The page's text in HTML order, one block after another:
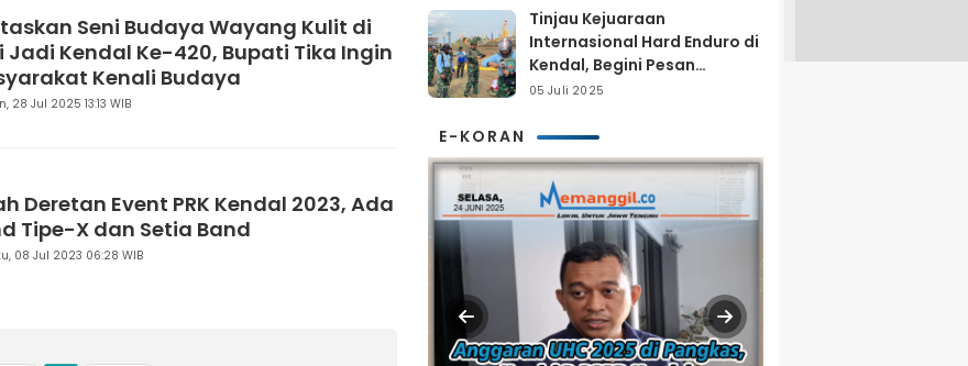
Seni Budaya Wayang Kulit di
Jadi Kendal Ke-420, Bupati Tika Ingin
Kenali Budaya
28 Jul 2025 13:13 WIB
Deretan Event PRK Kendal 2023, Ada
Tipe-X dan Setia Band
08 Jul 2023 06:28 WIB
Tinjau Kejuaraan
Internasional Hard Enduro di
Kendal, Begini Pesan
Laksamana Pertama TNI AL
05 Juli 2025
E-KORAN